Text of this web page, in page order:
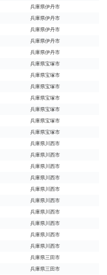
兵庫県伊丹市
兵庫県伊丹市
兵庫県伊丹市
兵庫県伊丹市
兵庫県伊丹市
兵庫県宝塚市
兵庫県宝塚市
兵庫県宝塚市
兵庫県宝塚市
兵庫県宝塚市
兵庫県宝塚市
兵庫県宝塚市
兵庫県川西市
兵庫県川西市
兵庫県川西市
兵庫県川西市
兵庫県川西市
兵庫県川西市
兵庫県川西市
兵庫県川西市
兵庫県川西市
兵庫県川西市
兵庫県三田市
兵庫県三田市